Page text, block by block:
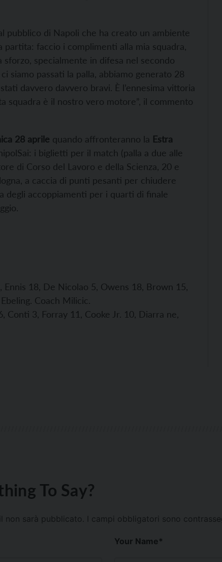
pubblico di Napoli che ha creato un ambiente
faccio i complimenti alla mia squadra,
specialmente in difesa nel secondo
siamo passati la palla, abbiamo generato 28
davvero davvero bravi. È l’ennesima vittoria
squadra è il nostro vero motore”, il commento
28 aprile quando affronteranno la Estra
i biglietti per il match (palla a due alle
di Corso del Lavoro e della Scienza, 20 e
a caccia di punti pesanti per chiudere
degli accoppiamenti per i quarti di finale
Ennis 18, De Nicolao 5, Owens 18, Brown 15,
Coach Milicic.
Conti 3, Forray 11, Cooke Jr. 10, Diarra ne,
To Say?
non sarà pubblicato. I campi obbligatori sono
Your Name*